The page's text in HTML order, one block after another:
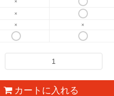
×
×
×
×
カートに入れる